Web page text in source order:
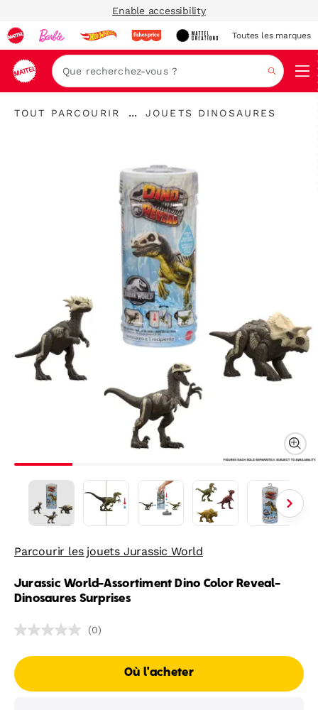
Enable accessibility
Toutes les marques
"Tout
TOUT PARCOURIR
...
d’Ariane
"
JOUETS DINOSAURES
Parcourir les jouets Jurassic World
Jurassic World-Assortiment Dino Color Reveal-
Dinosaures Surprises
Aucune
de
notation
Lien
(0)
Où l'acheter